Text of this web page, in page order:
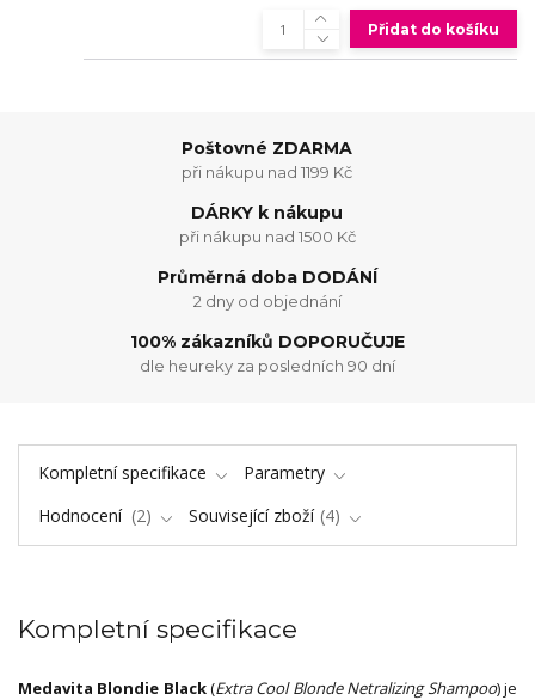
Přidat do košíku
Poštovné ZDARMA
při nákupu nad 1199 Kč
DÁRKY k nákupu
při nákupu nad 1500 Kč
Průměrná doba DODÁNÍ
2 dny od objednání
100% zákazníků DOPORUČUJE
dle heureky za posledních 90 dní
Kompletní specifikace
Parametry
Hodnocení
2 Související zboží 4
Kompletní specifikace
Medavita Blondie Black(Extra Cool Blonde Netralizing Shampoo) je